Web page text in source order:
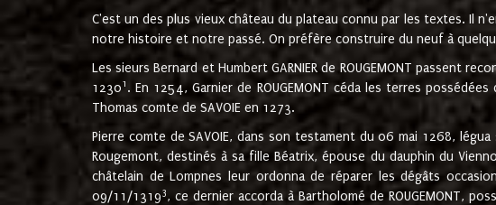
C'est un des plus vieux château du plateau connu par les textes. Il
notre histoire et notre passé. On préfère construire du neuf à
Les sieurs Bernard et Humbert GARNIER de ROUGEMONT passent
12301 . En 1254, Garnier de ROUGEMONT céda les terres
Thomas comte de SAVOIE en 1273.
Pierre comte de SAVOIE, dans son testament du 06 mai 1268,
Rougemont, destinés à sa fille Béatrix, épouse du dauphin du
châtelain de Lompnes leur ordonna de réparer les dégâts
09/11/13193, ce dernier accorda à Bartholomé de ROUGEMONT,